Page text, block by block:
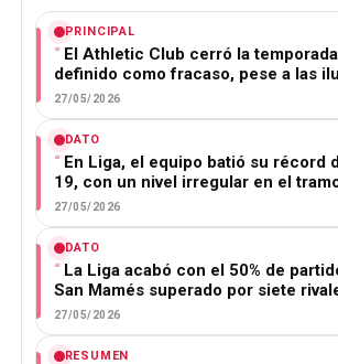
PRINCIPAL
El Athletic Club cerró la
definido como fracaso, pese a las
27/05/2026
DATO
En Liga, el equipo batió su récord
19, con un nivel irregular en el
27/05/2026
DATO
La Liga acabó con el 50% de
San Mamés superado por siete
27/05/2026
RESUMEN